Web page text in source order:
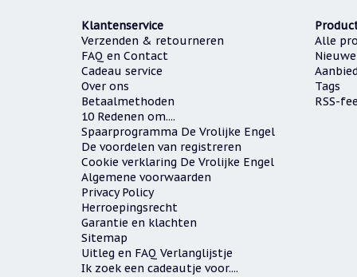
Klantenservice
Verzenden & retourneren
FAQ en Contact
Cadeau service
Over ons
Betaalmethoden
10 Redenen om....
Spaarprogramma De Vrolijke Engel
De voordelen van registreren
Cookie verklaring De Vrolijke Engel
Algemene voorwaarden
Privacy Policy
Herroepingsrecht
Garantie en klachten
Sitemap
Uitleg en FAQ Verlanglijstje
Ik zoek een cadeautje voor....
Alle
Tags
RSS-